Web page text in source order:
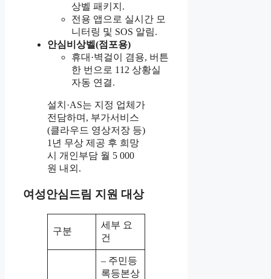
상벨 패키지.
전용 앱으로 실시간 모
니터링 및 SOS 알림.
안심비상벨(점포용)
휴대·벽걸이 겸용, 버튼
한 번으로 112 상황실
자동 연결.
설치·AS는 지정 업체가
전담하며, 부가서비스
(클라우드 영상저장 등)
1년 무상 제공 후 희망
시 개인부담 월 5 000
원 내외.
여성안심드림 지원 대상
구분
세부 요
건
– 주민등
록등본상